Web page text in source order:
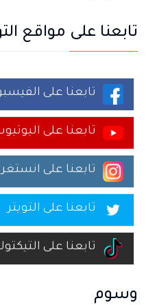
تابعنا على مواقع
تابعنا على
تابعنا على
تابعنا على
تابعنا على التويتر
تابعنا على
وسوم